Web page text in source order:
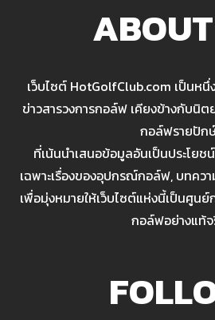
เว็บไซต์ HotGolfClub.com เป็นหนึ่
ข่าวสารวงการกอล์ฟ เคียงข้างกับนิ
กอล์ฟรายปัก
ที่เน้นนำเสนอข้อมูลอันเป็นประโย
เฉพาะเรื่องของอุปกรณ์กอล์ฟ, บทควา
เพื่อมุ่งหมายให้เว็บไซต์แห่งนี้เป็นศูน
กอล์ฟอย่างแท้จ